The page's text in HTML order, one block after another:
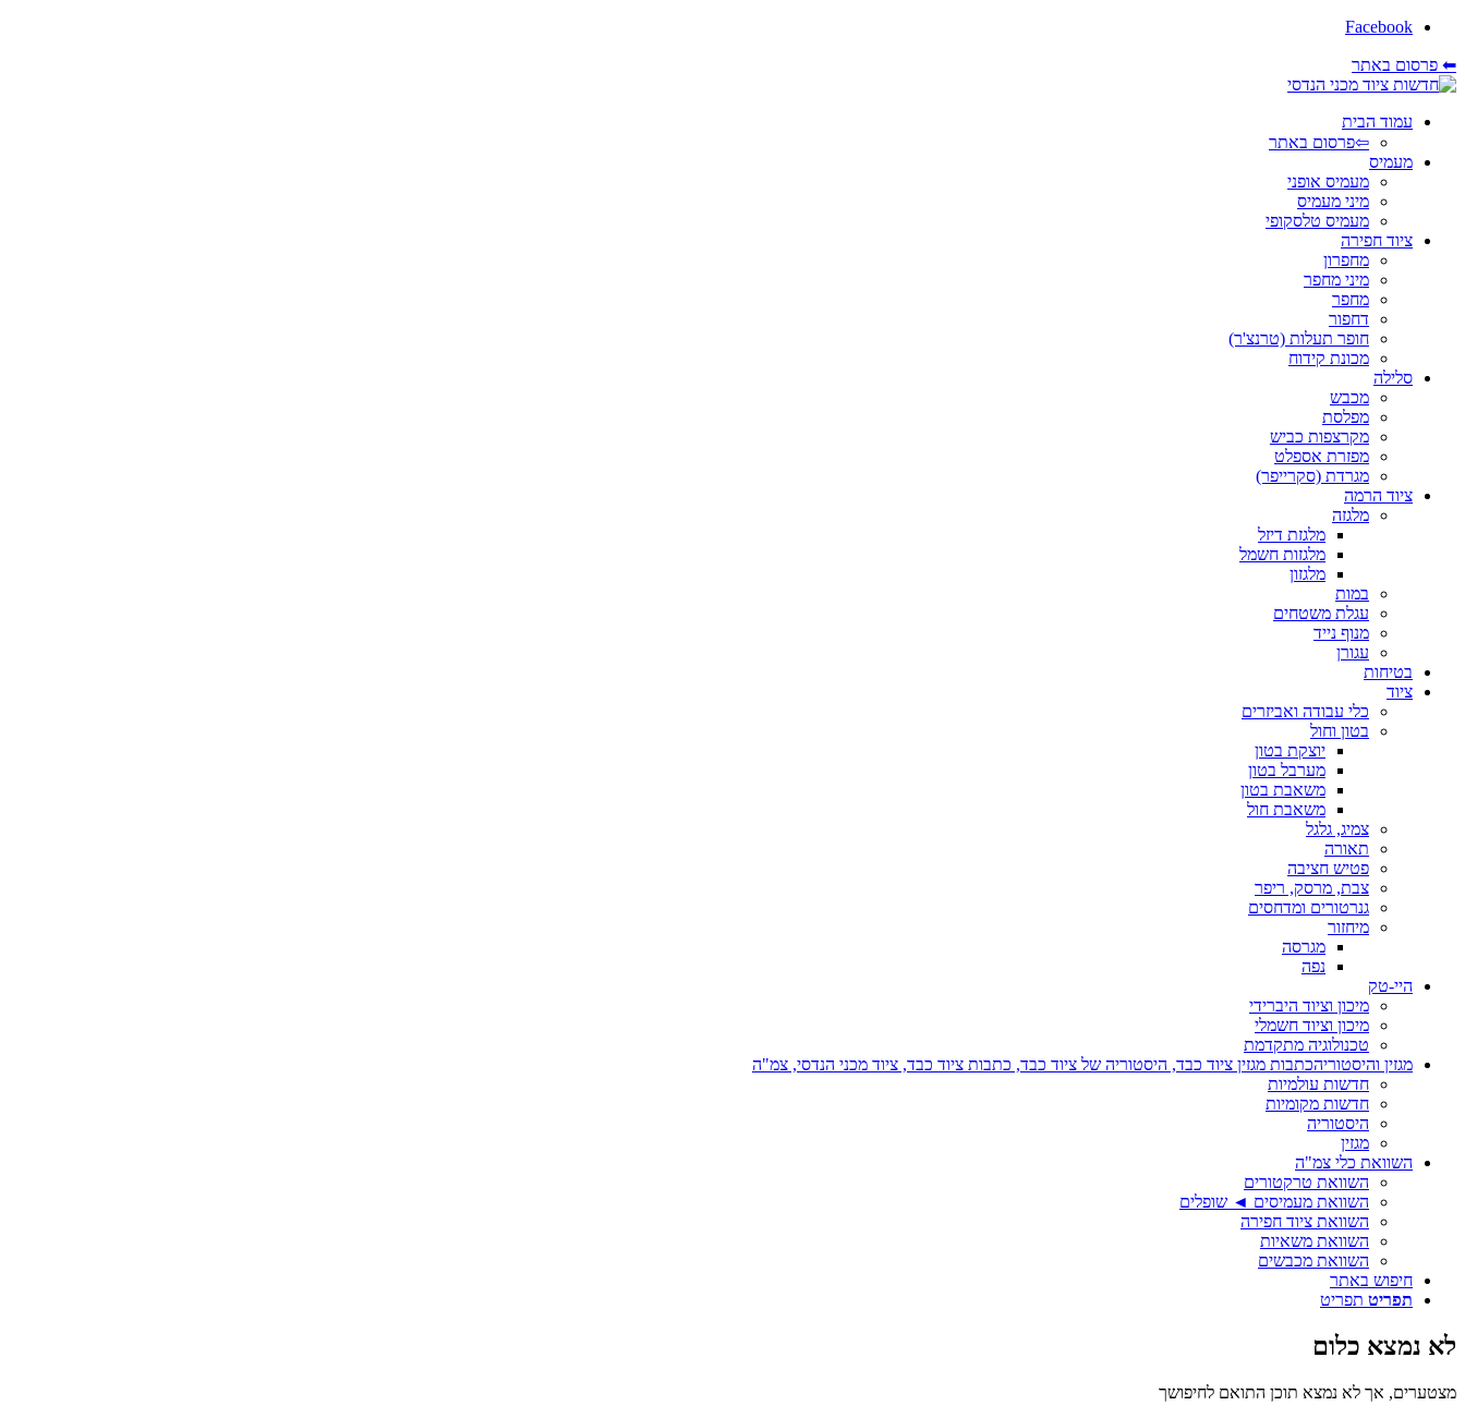
Facebook
⬅ פרסום באתר
עמוד הבית
⇦פרסום באתר
מעמיס
מעמיס אופני
מיני מעמיס
מעמיס טלסקופי
ציוד חפירה
מחפרון
מיני מחפר
מחפר
דחפור
חופר תעלות (טרנצ'ר)
מכונת קידוח
סלילה
מכבש
מפלסת
מקרצפות כביש
מפזרת אספלט
מגרדת (סקרייפר)
ציוד הרמה
מלגזה
מלגזת דיזל
מלגזות חשמל
מלגזון
במות
עגלת משטחים
מנוף נייד
עגורן
בטיחות
ציוד
כלי עבודה ואביזרים
בטון וחול
יוצקת בטון
מערבל בטון
משאבת בטון
משאבת חול
צמיג, גלגל
תאורה
פטיש חציבה
צבת, מרסק, ריפר
גנרטורים ומדחסים
מיחזור
מגרסה
נפה
היי-טק
מיכון וציוד היברידי
מיכון וציוד חשמלי
טכנולוגיה מתקדמת
מגזין והיסטוריהכתבות מגזין ציוד כבד, היסטוריה של ציוד כבד, כתבות ציוד כבד, ציוד מכני הנדסי, צמ"ה
חדשות עולמיות
חדשות מקומיות
היסטוריה
מגזין
השוואת כלי צמ"ה
השוואת טרקטורים
השוואת מעמיסים ◄ שופלים
השוואת ציוד חפירה
השוואת משאיות
השוואת מכבשים
חיפוש באתר
תפריט תפריט
לא נמצא כלום
מצטערים, אך לא נמצא תוכן התואם לחיפושך